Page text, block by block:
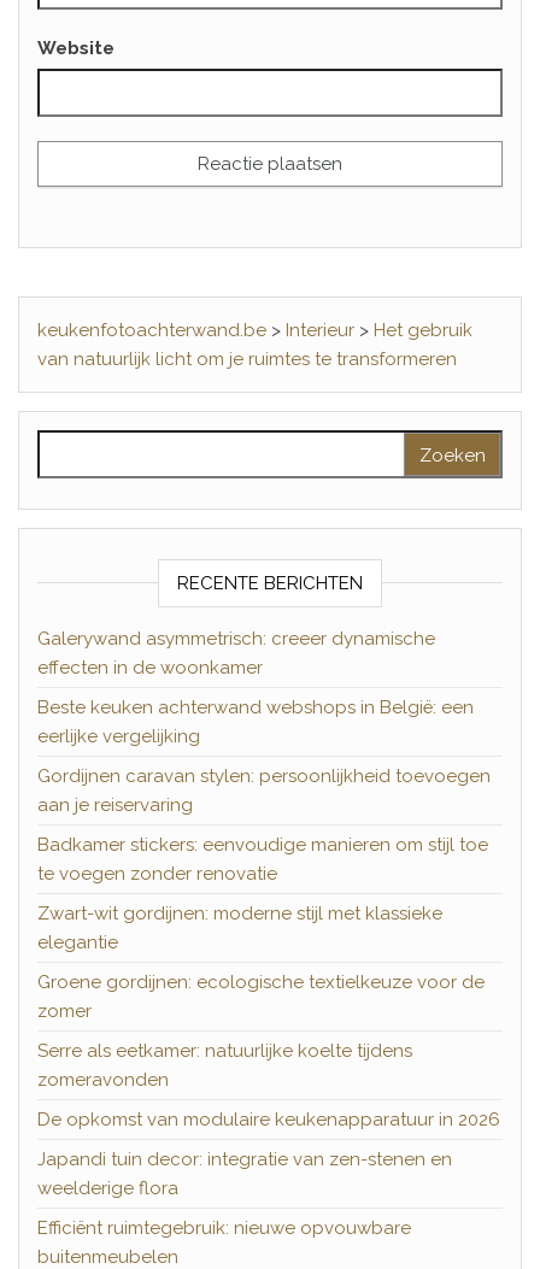
Website
keukenfotoachterwand.be > Interieur > Het gebruik
van natuurlijk licht om je ruimtes te transformeren
RECENTE BERICHTEN
Galerywand asymmetrisch: creeer dynamische
effecten in de woonkamer
Beste keuken achterwand webshops in België: een
eerlijke vergelijking
Gordijnen caravan stylen: persoonlijkheid toevoegen
aan je reiservaring
Badkamer stickers: eenvoudige manieren om stijl toe
te voegen zonder renovatie
Zwart-wit gordijnen: moderne stijl met klassieke
elegantie
Groene gordijnen: ecologische textielkeuze voor de
zomer
Serre als eetkamer: natuurlijke koelte tijdens
zomeravonden
De opkomst van modulaire keukenapparatuur in 2026
Japandi tuin decor: integratie van zen-stenen en
weelderige flora
Efficiënt ruimtegebruik: nieuwe opvouwbare
buitenmeubelen